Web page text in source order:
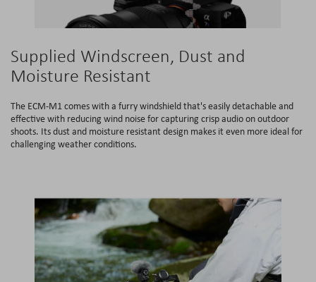
Supplied Windscreen, Dust and
Moisture Resistant
The ECM-M1 comes with a furry windshield that's easily detachable and
effective with reducing wind noise for capturing crisp audio on outdoor
shoots. Its dust and moisture resistant design makes it even more ideal for
challenging weather conditions.